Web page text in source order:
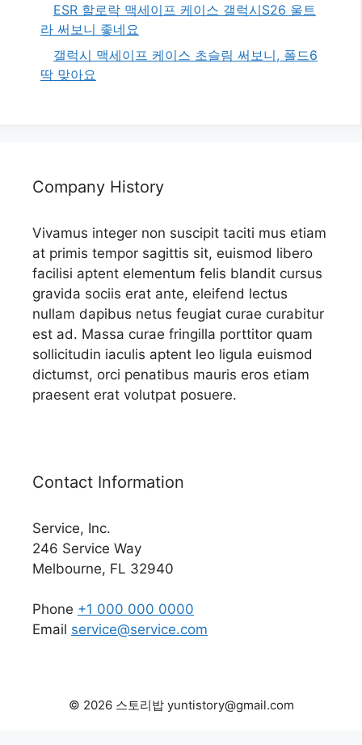
ESR 할로락 맥세이프 케이스 갤럭시S26 울트
라 써보니 좋네요
갤럭시 맥세이프 케이스 초슬림 써보니, 폴드6
딱 맞아요
Company History
Vivamus integer non suscipit taciti mus etiam
at primis tempor sagittis sit, euismod libero
facilisi aptent elementum felis blandit cursus
gravida sociis erat ante, eleifend lectus
nullam dapibus netus feugiat curae curabitur
est ad. Massa curae fringilla porttitor quam
sollicitudin iaculis aptent leo ligula euismod
dictumst, orci penatibus mauris eros etiam
praesent erat volutpat posuere.
Contact Information
Service, Inc.
246 Service Way
Melbourne, FL 32940
Phone +1 000 000 0000
Email service@service.com
© 2026 스토리밥 yuntistory@gmail.com